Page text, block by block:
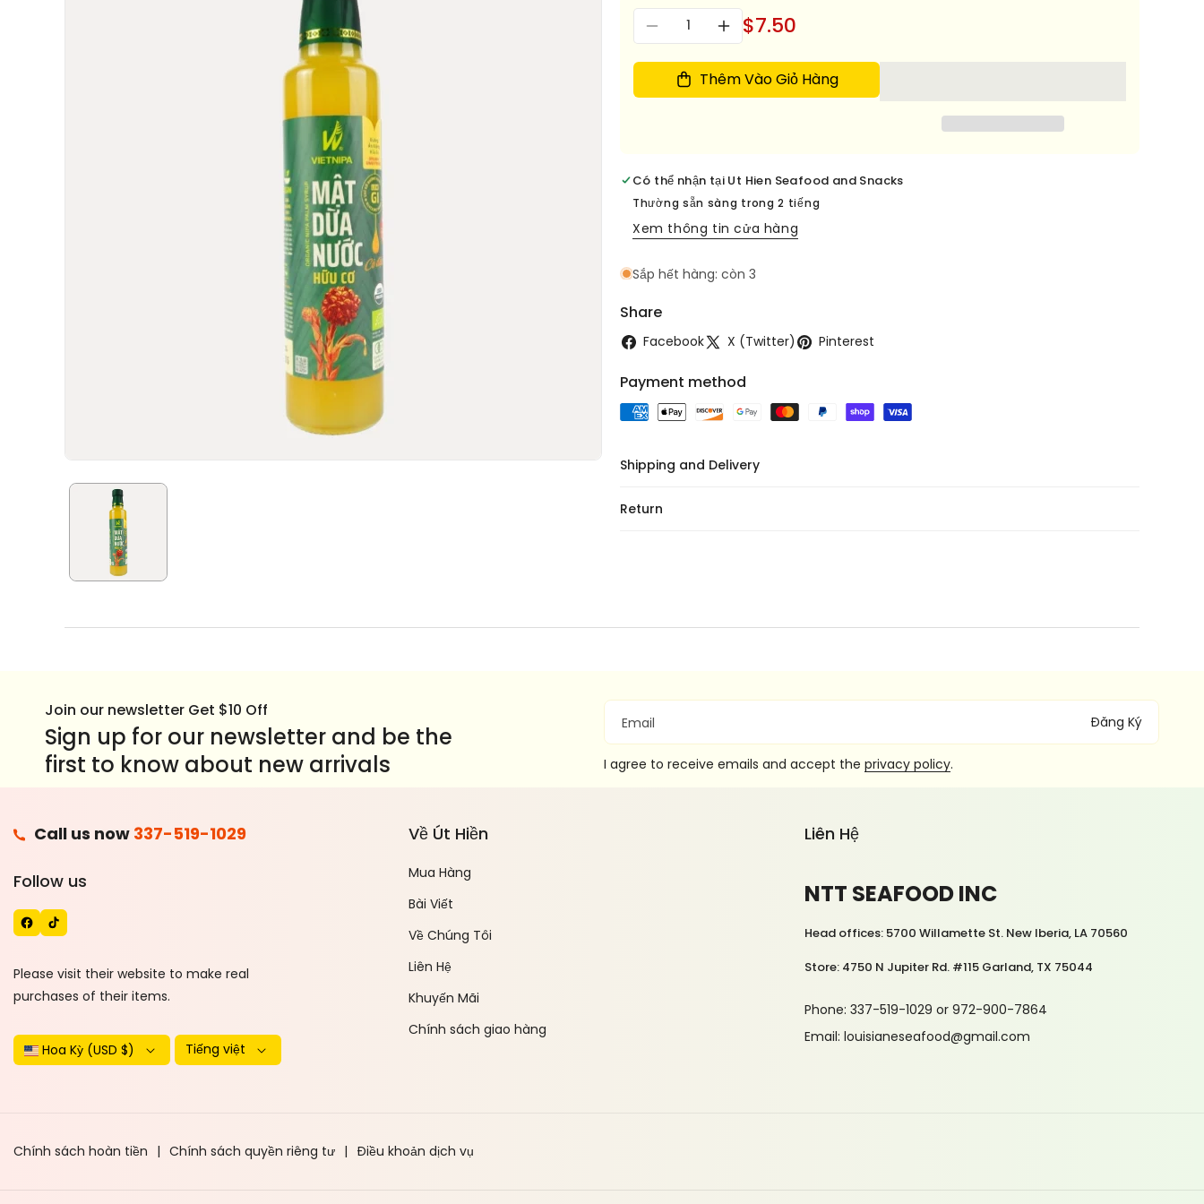
Giảm
lượng
Co
-
Organic
Nipa
Syrup
Tăng
lượng
cho
Co
-
Organic
Nipa
Syrup
$7.50
Thêm Vào Giỏ Hàng
Có thể nhận tại Ut Hien Seafood and Snacks
Thường sẵn sàng trong 2 tiếng
Xem thông tin cửa hàng
Sắp hết hàng: còn 3
Share
Facebook X (Twitter) Pinterest
Payment method
Shipping and Delivery
Return
Join our newsletter Get $10 Off
Sign up for our newsletter and be the
first to know about new arrivals
Email Đăng Ký
I agree to receive emails and accept the privacy policy.
Call us now 337-519-1029
Follow us
C
E
B
I
K
T
Please visit their website to make real
purchases of their items.
Hoa Kỳ (USD $) Tiếng việt
Về Út Hiền
Mua Hàng
Bài Viết
Về Chúng Tôi
Liên Hệ
Khuyến Mãi
Chính sách giao hàng
Liên Hệ
NTT SEAFOOD INC
Head offices: 5700 Willamette St. New Iberia, LA 70560
Store: 4750 N Jupiter Rd. #115 Garland, TX 75044
Phone: 337-519-1029 or 972-900-7864
Email: louisianeseafood@gmail.com
Chính sách hoàn tiền Chính sách quyền riêng tư Điều khoản dịch vụ